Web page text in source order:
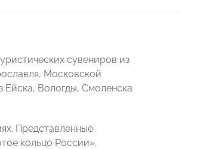
сувениров из
Московской
Ейска, Вологды, Смоленска
Представленные
кольцо России».